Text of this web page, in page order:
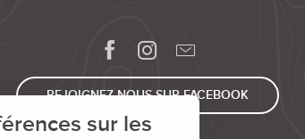
REJOIGNEZ-NOUS SUR FACEBOOK
sur les